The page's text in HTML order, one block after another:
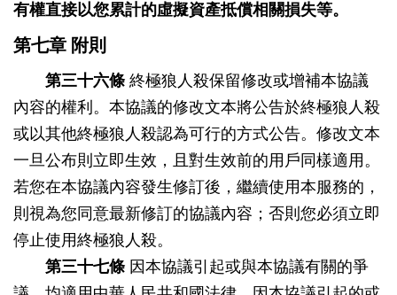
有權直接以您累計的虛擬資產抵償相關損失等。
第七章 附則
第三十六條 終極狼人殺保留修改或增補本協議
內容的權利。本協議的修改文本將公告於終極狼人殺
或以其他終極狼人殺認為可行的方式公告。修改文本
一旦公布則立即生效，且對生效前的用戶同樣適用。
若您在本協議內容發生修訂後，繼續使用本服務的，
則視為您同意最新修訂的協議內容；否則您必須立即
停止使用終極狼人殺。
第三十七條 因本協議引起或與本協議有關的爭